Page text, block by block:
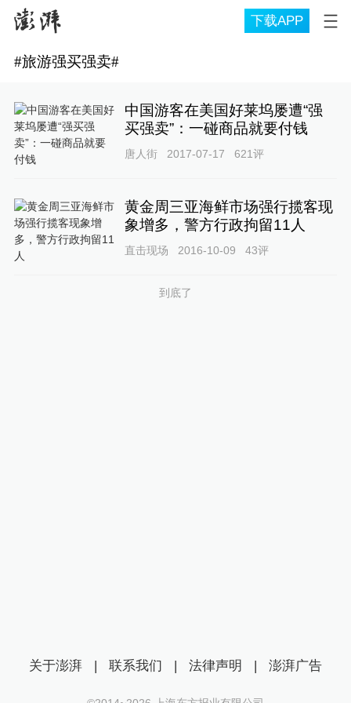
下载APP
#旅游强买强卖#
中国游客在美国好莱坞屡遭“强
买强卖”：一碰商品就要付钱
唐人街 2017-07-17 621评
黄金周三亚海鲜市场强行揽客现
象增多，警方行政拘留11人
直击现场 2016-10-09 43评
到底了
关于澎湃 | 联系我们 | 法律声明 | 澎湃广告